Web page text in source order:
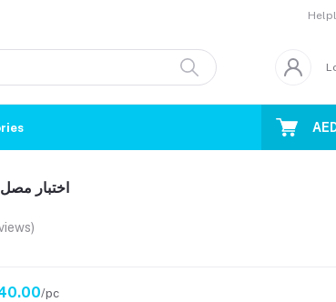
اختبار مصل
/pc